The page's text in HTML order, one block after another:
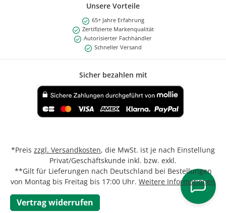
Unsere Vorteile
65+ Jahre Erfahrung
Zertifizierte Markenqualität
Autorisierter Fachhändler
Schneller Versand
Sicher bezahlen mit
*Preis zzgl. Versandkosten, die MwSt. ist je nach Einstellung
Privat/Geschäftskunde inkl. bzw. exkl.
**Gilt für Lieferungen nach Deutschland bei Bestellungen
von Montag bis Freitag bis 17:00 Uhr. Weitere Informationen
Vertrag widerrufen